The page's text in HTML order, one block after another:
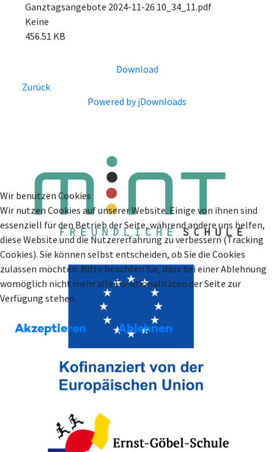
Ganztagsangebote 2024-11-26 10_34_11.pdf
Keine
456.51 KB
Download
Zurück
Powered by jDownloads
Wir benutzen Cookies
Wir nutzen Cookies auf unserer Website. Einige von ihnen sind
essenziell für den Betrieb der Seite, während andere uns helfen,
diese Website und die Nutzererfahrung zu verbessern (Tracking
Cookies). Sie können selbst entscheiden, ob Sie die Cookies
zulassen möchten. Bitte beachten Sie, dass bei einer Ablehnung
womöglich nicht mehr alle Funktionalitäten der Seite zur
Verfügung stehen.
Akzeptieren Ablehnen